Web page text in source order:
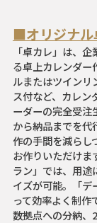
■オリジナル
「卓カレ」は、
る卓上カレンダー
ルまたはツインリ
ス付など、カレン
ーダーの完全受注
から納品までを代
作の手間を減らし
お作りいただけま
ラン」では、用途
イズが可能。「デ
って効率よく制作
数拠点への分納